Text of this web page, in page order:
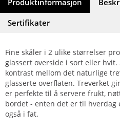
Produktinformasjon
Sertifikater
Fine skåler i 2 ulike størrelser
glassert overside i sort eller hvit.
kontrast mellom det naturlige
glasserte overflaten. Treverket
er perfekte til å servere frukt,
bordet - enten det er til hverdag
også i fat.